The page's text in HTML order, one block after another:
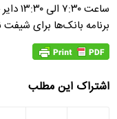
ساعت ۷:۳۰ الی ۱۳:۳۰ دایر خواهند بود.
برنامه بانک‌ها برای شیفت
اشتراک این مطلب